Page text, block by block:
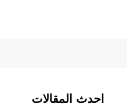
احدث المقالات